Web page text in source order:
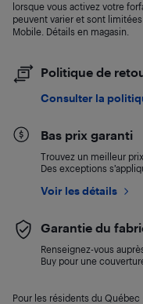
lorsque vous activez votre
peuvent varier et sont
Mobile. Détails en magasin.
Politique de
Consulter la
Bas prix garanti
Trouvez un meilleur
Des exceptions
Voir les détails
Garantie du
Renseignez-vous
Buy pour une
Pour les résidents du